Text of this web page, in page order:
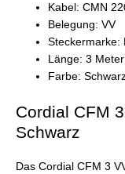
Kabel: CMN
Belegung: VV
Steckermarke:
Länge: 3 Meter
Farbe:
Cordial CFM
Schwarz
Das Cordial CFM 3